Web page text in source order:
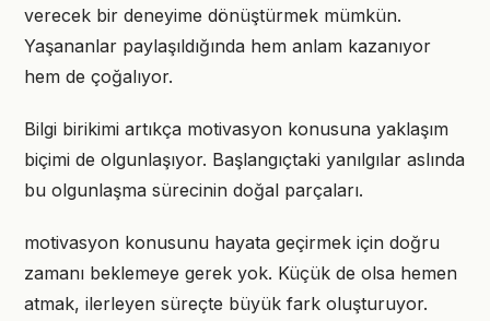
verecek bir deneyime dönüştürmek mümkün.
Yaşananlar paylaşıldığında hem anlam kazanıyor
hem de çoğalıyor.
Bilgi birikimi artıkça motivasyon konusuna yaklaşım
biçimi de olgunlaşıyor. Başlangıçtaki yanılgılar aslında
bu olgunlaşma sürecinin doğal parçaları.
motivasyon konusunu hayata geçirmek için doğru
zamanı beklemeye gerek yok. Küçük de olsa hemen
atmak, ilerleyen süreçte büyük fark oluşturuyor.